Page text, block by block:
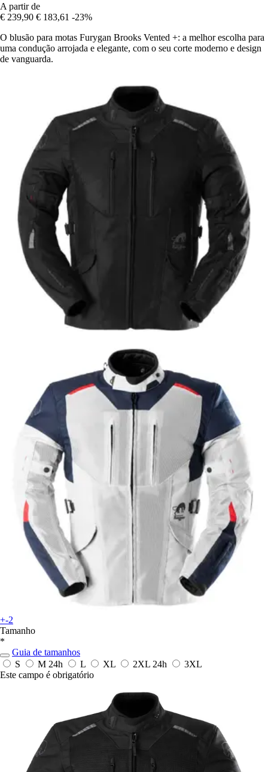
A partir de
€ 239,90 € 183,61 -23%
O blusão para motas Furygan Brooks Vented +: a melhor escolha para
uma condução arrojada e elegante, com o seu corte moderno e design
de vanguarda.
+-2
Tamanho
*
Guia de tamanhos
S
M 24h L XL 2XL 24h
3XL
Este campo é obrigatório